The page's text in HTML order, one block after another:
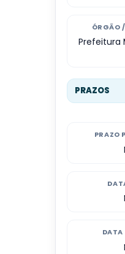
ÓRGÃO
Prefeitura
PRAZOS
PRAZO